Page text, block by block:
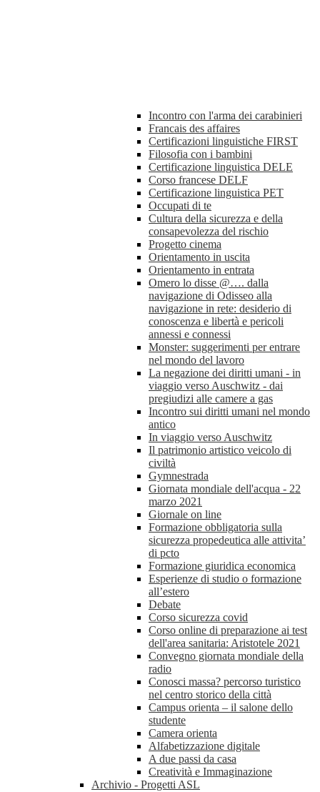
Incontro con l'arma dei carabinieri
Francais des affaires
Certificazioni linguistiche FIRST
Filosofia con i bambini
Certificazione linguistica DELE
Corso francese DELF
Certificazione linguistica PET
Occupati di te
Cultura della sicurezza e della
consapevolezza del rischio
Progetto cinema
Orientamento in uscita
Orientamento in entrata
Omero lo disse @…. dalla
navigazione di Odisseo alla
navigazione in rete: desiderio di
conoscenza e libertà e pericoli
annessi e connessi
Monster: suggerimenti per entrare
nel mondo del lavoro
La negazione dei diritti umani - in
viaggio verso Auschwitz - dai
pregiudizi alle camere a gas
Incontro sui diritti umani nel mondo
antico
In viaggio verso Auschwitz
Il patrimonio artistico veicolo di
civiltà
Gymnestrada
Giornata mondiale dell'acqua - 22
marzo 2021
Giornale on line
Formazione obbligatoria sulla
sicurezza propedeutica alle attivita’
di pcto
Formazione giuridica economica
Esperienze di studio o formazione
all’estero
Debate
Corso sicurezza covid
Corso online di preparazione ai test
dell'area sanitaria: Aristotele 2021
Convegno giornata mondiale della
radio
Conosci massa? percorso turistico
nel centro storico della città
Campus orienta – il salone dello
studente
Camera orienta
Alfabetizzazione digitale
A due passi da casa
Creatività e Immaginazione
Archivio - Progetti ASL